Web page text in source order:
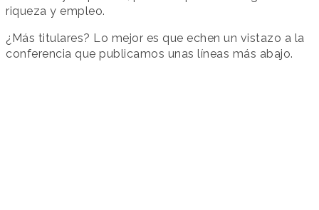
riqueza y empleo.
¿Más titulares? Lo mejor es que echen un vistazo a la
conferencia que publicamos unas líneas más abajo.